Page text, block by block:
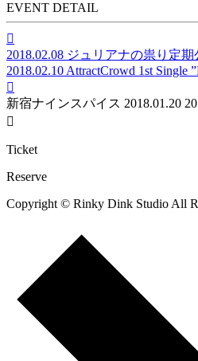
EVENT DETAIL

2018.02.08 ジュリアナの祟り定期
2018.02.10 AttractCrowd 1st

新宿ナインスパイス 2018.01.20

Ticket
Reserve
Copyright © Rinky Dink Studio All